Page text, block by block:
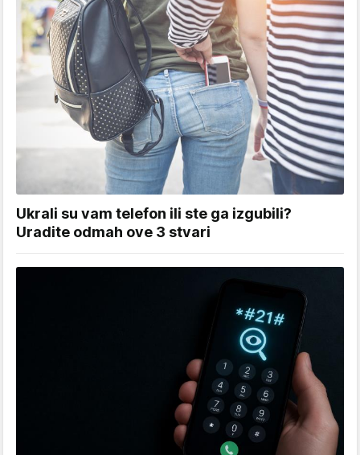
Ukrali su vam telefon ili ste ga izgubili?
Uradite odmah ove 3 stvari